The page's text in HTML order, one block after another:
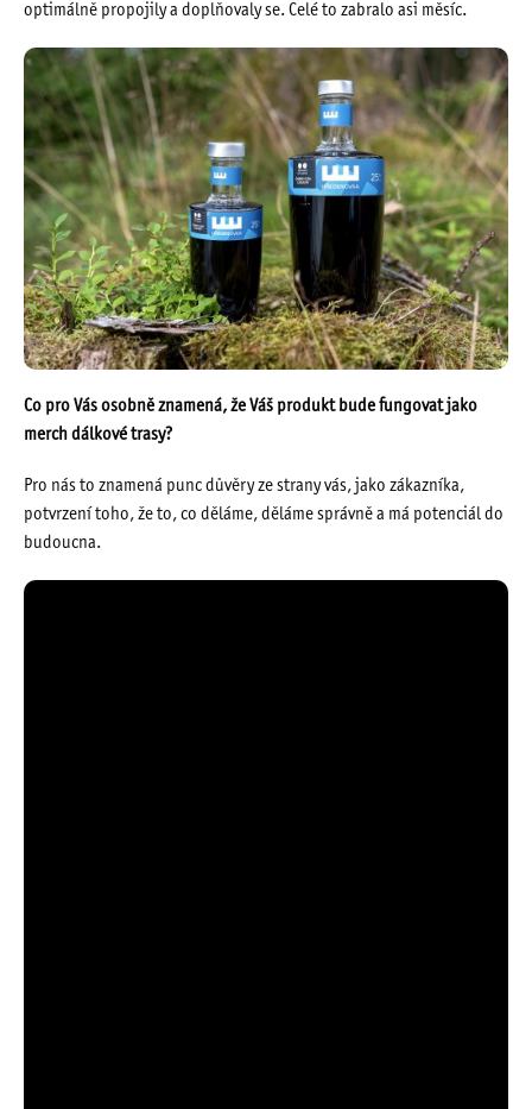
optimálně propojily a doplňovaly se. Celé to zabralo asi měsíc.
Co pro Vás osobně znamená, že Váš produkt bude fungovat jako
merch dálkové trasy?
Pro nás to znamená punc důvěry ze strany vás, jako zákazníka,
potvrzení toho, že to, co děláme, děláme správně a má potenciál do
budoucna.